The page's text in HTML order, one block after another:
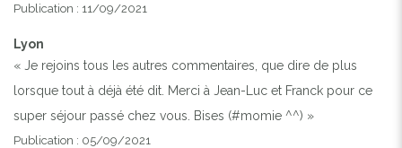
Publication : 11/09/2021
Lyon
« Je rejoins tous les autres commentaires, que dire de plus
lorsque tout à déjà été dit. Merci à Jean-Luc et Franck pour ce
super séjour passé chez vous. Bises (#momie ^^) »
Publication : 05/09/2021